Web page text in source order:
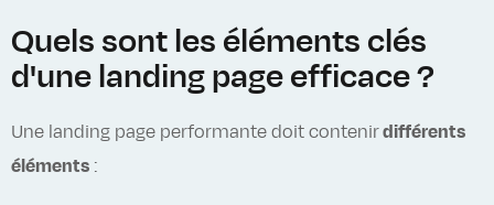
Quels sont les éléments clés
d'une landing page efficace ?
Une landing page performante doit contenirdifférents
éléments :